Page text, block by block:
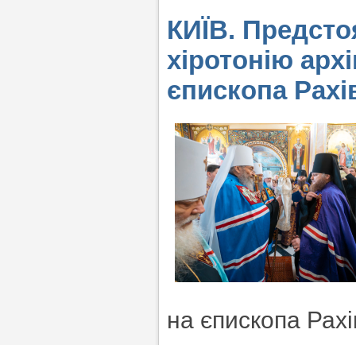
КИЇВ.
хіротонію
єпископа
на єпископа